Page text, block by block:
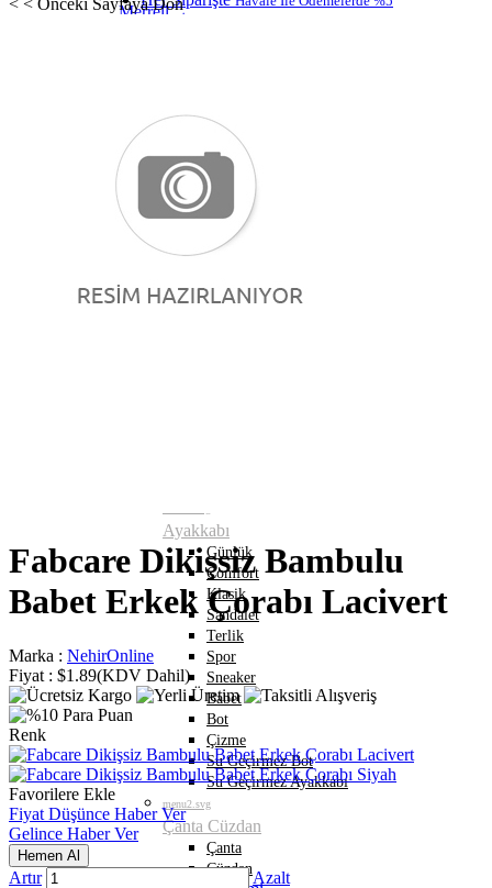
Favorilerim
Sepetim
Merrell
Faruk Karar
Mammamia
Beety
Lumberjack
Muya
Oskar
Forelli
Kinetix
Icemen
Ayakkabı
Günlük
Comfort
Klasik
Sandalet
Terlik
Spor
Sneaker
Babet
Bot
Çizme
Su Geçirmez Bot
Su Geçirmez Ayakkabı
menu2.svg
Çanta Cüzdan
Çanta
Cüzdan
< < Önceki Sayfaya Dön
Fabcare Dikişsiz Bambulu
Babet Erkek Çorabı Lacivert
Marka : NehirOnline
Fiyat : $1.89(KDV Dahil)
Renk
Favorilere Ekle
Fiyat Düşünce Haber Ver
Gelince Haber Ver
Artır Azalt